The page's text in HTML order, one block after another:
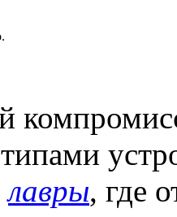
лавры, где